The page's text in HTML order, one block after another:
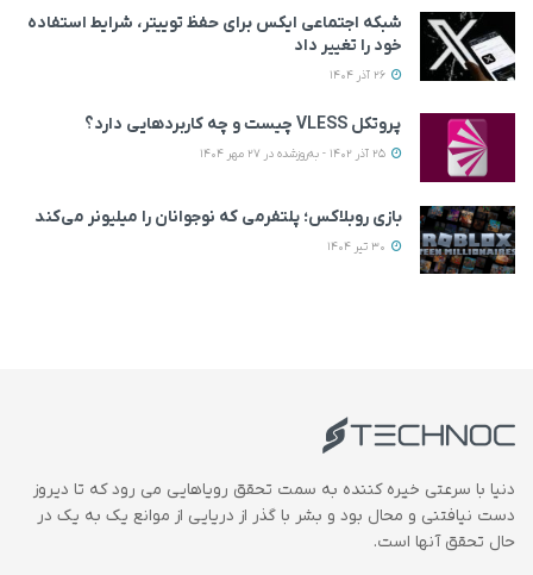
شبکه اجتماعی ایکس برای حفظ توییتر، شرایط استفاده
خود را تغییر داد
پروتکل VLESS چیست و چه کاربردهایی دارد؟
بازی روبلاکس؛ پلتفرمی که نوجوانان را میلیونر می‌کند
دنیا با سرعتی خیره کننده به سمت تحقق رویاهایی می رود که تا دیروز
دست نیافتنی و محال بود و بشر با گذر از دریایی از موانع یک به یک در
حال تحقق آنها است.